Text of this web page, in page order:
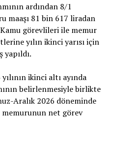
ardından 8/1
maaşı 81 bin 617 liradan
görevlileri ile memur
yılın ikinci yarısı için
yapıldı.
ikinci altı ayında
belirlenmesiyle birlikte
Aralık 2026 döneminde
net görev